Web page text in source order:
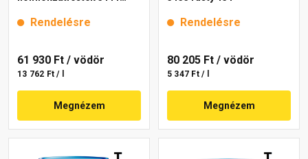
Rendelésre
61 930 Ft / vödör
13 762 Ft / l
Megnézem
Rendelésre
80 205 Ft / vödör
5 347 Ft / l
Megnézem